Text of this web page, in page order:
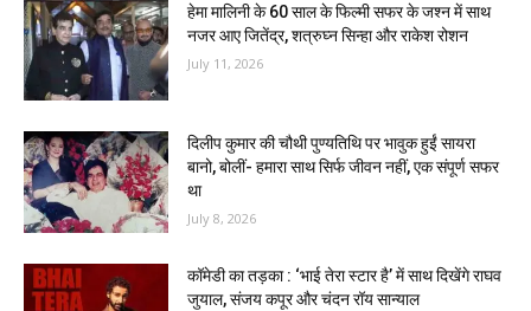
हेमा मालिनी के 60 साल के फिल्मी सफर के जश्न में साथ
नजर आए जितेंद्र, शत्रुघ्न सिन्हा और राकेश रोशन
July 11, 2026
दिलीप कुमार की चौथी पुण्यतिथि पर भावुक हुईं सायरा
बानो, बोलीं- हमारा साथ सिर्फ जीवन नहीं, एक संपूर्ण सफर
था
July 8, 2026
कॉमेडी का तड़का : ‘भाई तेरा स्टार है’ में साथ दिखेंगे राघव
जुयाल, संजय कपूर और चंदन रॉय सान्याल